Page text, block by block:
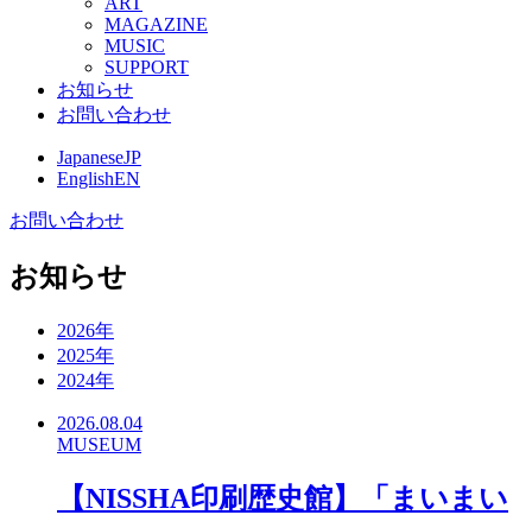
MAGAZINE
MUSIC
SUPPORT
お知らせ
お問い合わせ
JapaneseJP
EnglishEN
お問い合わせ
お知らせ
2026年
2025年
2024年
2026.08.04
MUSEUM
【NISSHA印刷歴史館】「まいまい